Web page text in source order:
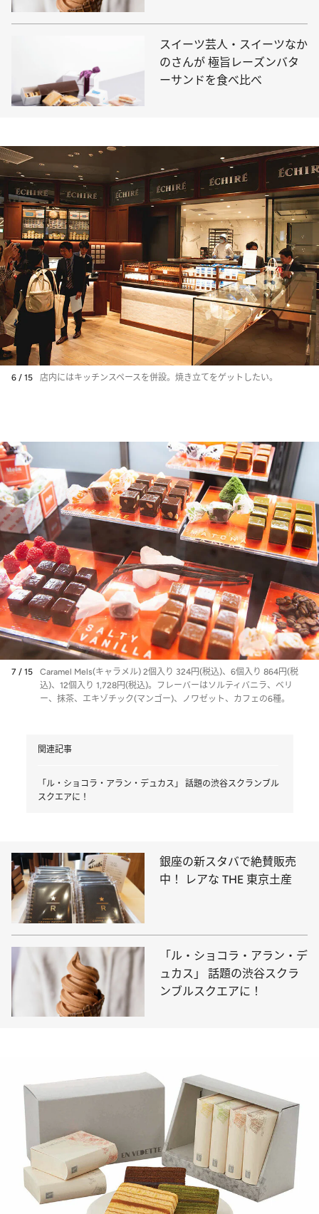
スイーツ芸人・スイーツなか
のさんが 極旨レーズンバタ
ーサンドを食べ比べ
6 / 15 店内にはキッチンスペースを併設。焼き立てをゲットしたい。
7 / 15
Caramel Mels(キャラメル) 2個入り 324円(税込)、6個入り 864円(税
込)、12個入り 1,728円(税込)。フレーバーはソルティバニラ、ベリ
ー、抹茶、エキゾチック(マンゴー)、ノワゼット、カフェの6種。
関連記事
「ル・ショコラ・アラン・デュカス」 話題の渋谷スクランブル
スクエアに！
銀座の新スタバで絶賛販売
中！ レアな THE 東京土産
「ル・ショコラ・アラン・デ
ュカス」 話題の渋谷スクラ
ンブルスクエアに！